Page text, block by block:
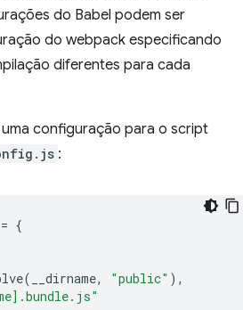
do Babel podem ser
do webpack especificando
diferentes para cada
configuração para o script
:
= {
( __dirname, "public" ),